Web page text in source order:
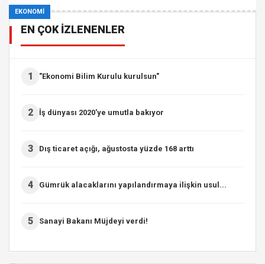
EKONOMİ
EN ÇOK İZLENENLER
1 "Ekonomi Bilim Kurulu kurulsun"
2 İş dünyası 2020'ye umutla bakıyor
3 Dış ticaret açığı, ağustosta yüzde 168 arttı
4 Gümrük alacaklarını yapılandırmaya ilişkin usul...
5 Sanayi Bakanı Müjdeyi verdi!